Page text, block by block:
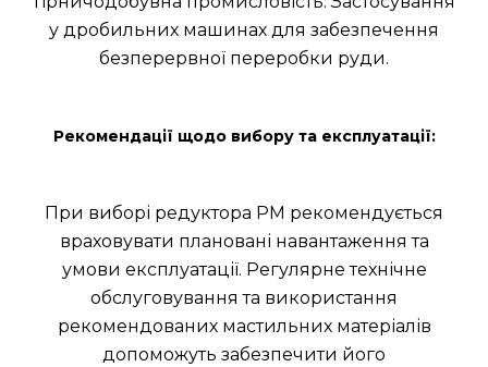
у дробильних машинах для забезпечення
безперервної переробки руди.
Рекомендації щодо вибору та експлуатації:
При виборі редуктора РМ рекомендується
враховувати плановані навантаження та
умови експлуатації. Регулярне технічне
обслуговування та використання
рекомендованих мастильних матеріалів
допоможуть забезпечити його